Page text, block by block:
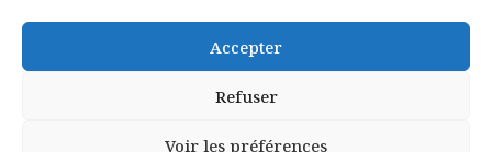
Accepter
Refuser
Voir les préférences